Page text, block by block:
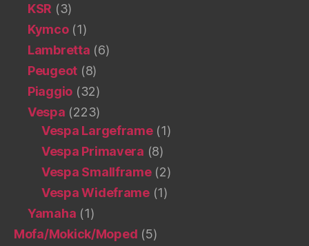
KSR (3)
Kymco(1)
Lambretta (6)
Peugeot (8)
Piaggio (32)
Vespa (223)
Vespa Largeframe(1)
Vespa Primavera (8)
Vespa Smallframe(2)
Vespa Wideframe(1)
Yamaha (1)
Mofa/Mokick/Moped (5)